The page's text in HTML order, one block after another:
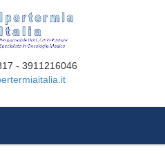
- 3911216046